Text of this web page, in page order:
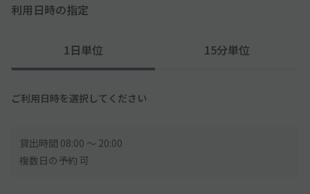
利用日時の指定
1日単位 15分単位
ご利用日時を選択してください
貸出時間 08:00 〜 20:00
複数日の予約 可